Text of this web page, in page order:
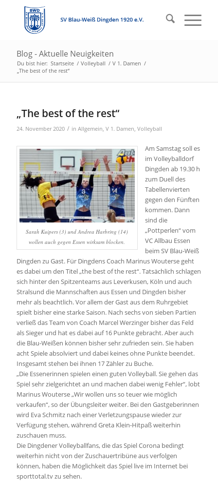
Blog - Aktuelle Neuigkeiten
Du bist hier: Startseite / Volleyball / V 1. Damen /
„The best of the rest“
„The best of the rest“
24. November 2020 / in Allgemein, V 1. Damen, Volleyball
Sarah Kuipers (3) und Andrea Harbring (14)
wollen auch gegen Essen wirksam blocken.
Am Samstag soll es
im Volleyballdorf
Dingden ab 19.30 h
zum Duell des
Tabellenvierten
gegen den Fünften
kommen. Dann
sind die
„Pottperlen“ vom
VC Allbau Essen
beim SV Blau-Weiß
Dingden zu Gast. Für Dingdens Coach Marinus Wouterse geht
es dabei um den Titel „the best of the rest“. Tatsächlich schlagen
sich hinter den Spitzenteams aus Leverkusen, Köln und auch
Stralsund die Mannschaften aus Essen und Dingden bisher
mehr als beachtlich. Vor allem der Gast aus dem Ruhrgebiet
spielt bisher eine starke Saison. Nach sechs von sieben Partien
verließ das Team von Coach Marcel Werzinger bisher das Feld
als Sieger und hat es dabei auf 16 Punkte gebracht. Aber auch
die Blau-Weißen können bisher sehr zufrieden sein. Sie haben
acht Spiele absolviert und dabei keines ohne Punkte beendet.
Insgesamt stehen bei ihnen 17 Zähler zu Buche.
„Die Essenerinnen spielen einen guten Volleyball. Sie gehen das
Spiel sehr zielgerichtet an und machen dabei wenig Fehler“, lobt
Marinus Wouterse „Wir wollen uns so teuer wie möglich
verkaufen“, so der Übungsleiter weiter. Bei den Gastgeberinnen
wird Eva Schmitz nach einer Verletzungspause wieder zur
Verfügung stehen, während Greta Klein-Hitpaß weiterhin
zuschauen muss.
Die Dingdener Volleyballfans, die das Spiel Corona bedingt
weiterhin nicht von der Zuschauertribüne aus verfolgen
können, haben die Möglichkeit das Spiel live im Internet bei
sporttotal.tv zu sehen.